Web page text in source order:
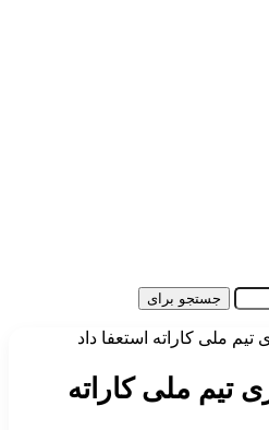
جستجو برای
ملی کاراته استعفا داد
تیم ملی کاراته